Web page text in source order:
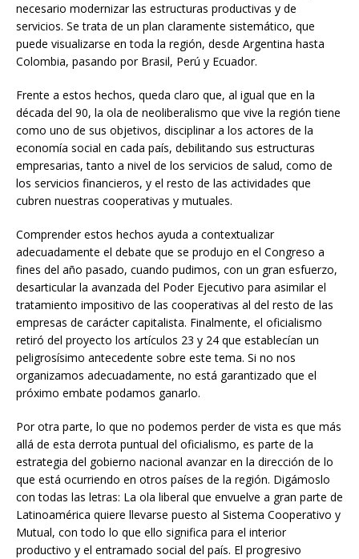
necesario modernizar las estructuras productivas y de
servicios. Se trata de un plan claramente sistemático, que
puede visualizarse en toda la región, desde Argentina hasta
Colombia, pasando por Brasil, Perú y Ecuador.
Frente a estos hechos, queda claro que, al igual que en la
década del 90, la ola de neoliberalismo que vive la región tiene
como uno de sus objetivos, disciplinar a los actores de la
economía social en cada país, debilitando sus estructuras
empresarias, tanto a nivel de los servicios de salud, como de
los servicios financieros, y el resto de las actividades que
cubren nuestras cooperativas y mutuales.
Comprender estos hechos ayuda a contextualizar
adecuadamente el debate que se produjo en el Congreso a
fines del año pasado, cuando pudimos, con un gran esfuerzo,
desarticular la avanzada del Poder Ejecutivo para asimilar el
tratamiento impositivo de las cooperativas al del resto de las
empresas de carácter capitalista. Finalmente, el oficialismo
retiró del proyecto los artículos 23 y 24 que establecían un
peligrosísimo antecedente sobre este tema. Si no nos
organizamos adecuadamente, no está garantizado que el
próximo embate podamos ganarlo.
Por otra parte, lo que no podemos perder de vista es que más
allá de esta derrota puntual del oficialismo, es parte de la
estrategia del gobierno nacional avanzar en la dirección de lo
que está ocurriendo en otros países de la región. Digámoslo
con todas las letras: La ola liberal que envuelve a gran parte de
Latinoamérica quiere llevarse puesto al Sistema Cooperativo y
Mutual, con todo lo que ello significa para el interior
productivo y el entramado social del país. El progresivo